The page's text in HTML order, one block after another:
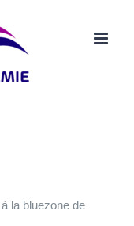
la bluezone de